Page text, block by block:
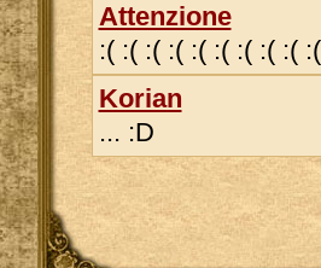
Attenzione
:( :( :( :( :( :( :( :( :(
Korian
... :D